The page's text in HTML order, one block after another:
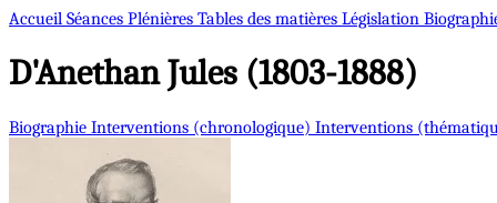
Accueil Séances Plénières Tables des matières Législation
D'AnethanJules (1803-1888)
Biographie Interventions (chronologique) Interventions